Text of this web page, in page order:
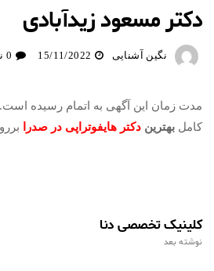
دکتر مسعود زیدآبادی
نگین آشنایی 15/11/2022 0 نظر
مدت زمان این آگهی به اتمام رسیده
کامل بهترین دکتر هایفوتراپی در صدرا
کلینیک تخصصی دنا
نوشته بعد